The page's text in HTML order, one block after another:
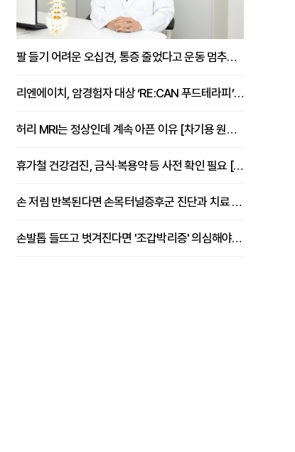
팔 들기 어려운 오십견, 통증 줄었다고 운동 멈추면 안 되는 이유 [이병욱 원장 칼럼]
리엔에이치, 암경험자 대상 ‘RE:CAN 푸드테라피’ 운영
허리 MRI는 정상인데 계속 아픈 이유 [차기용 원장 칼럼]
휴가철 건강검진, 금식·복용약 등 사전 확인 필요 [정도감 원장 칼럼]
손 저림 반복된다면 손목터널증후군 진단과 치료 시기 살펴야 [김동현 원장 칼럼]
손발톱 들뜨고 벗겨진다면 '조갑박리증' 의심해야 [김철윤 원장 칼럼]